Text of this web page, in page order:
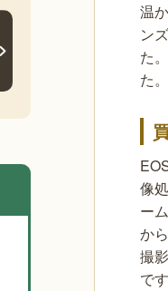
温
ン
た
た。
像
ー
か
撮
です